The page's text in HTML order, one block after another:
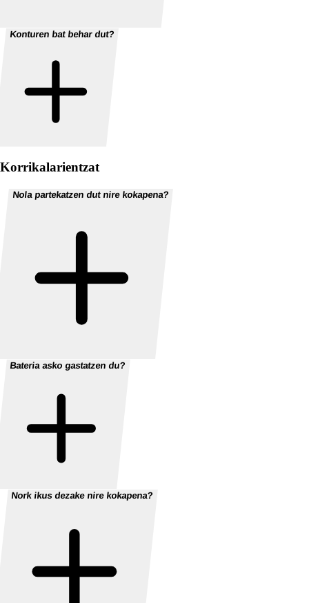
Konturen bat behar dut?
Korrikalarientzat
Nola partekatzen dut nire kokapena?
Bateria asko gastatzen du?
Nork ikus dezake nire kokapena?